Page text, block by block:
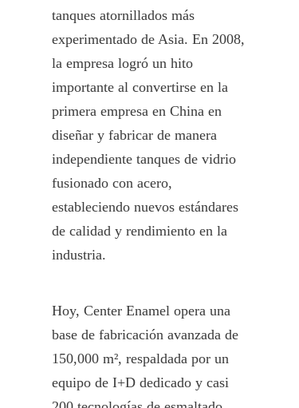
tanques atornillados más
experimentado de Asia. En 2008,
la empresa logró un hito
importante al convertirse en la
primera empresa en China en
diseñar y fabricar de manera
independiente tanques de vidrio
fusionado con acero,
estableciendo nuevos estándares
de calidad y rendimiento en la
industria.
Hoy, Center Enamel opera una
base de fabricación avanzada de
150,000 m², respaldada por un
equipo de I+D dedicado y casi